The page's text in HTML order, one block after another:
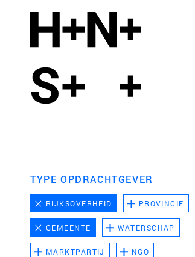
TYPE OPDRACHTGEVER
RIJKSOVERHEID PROVINCIE
GEMEENTE WATERSCHAP
MARKTPARTIJ NGO